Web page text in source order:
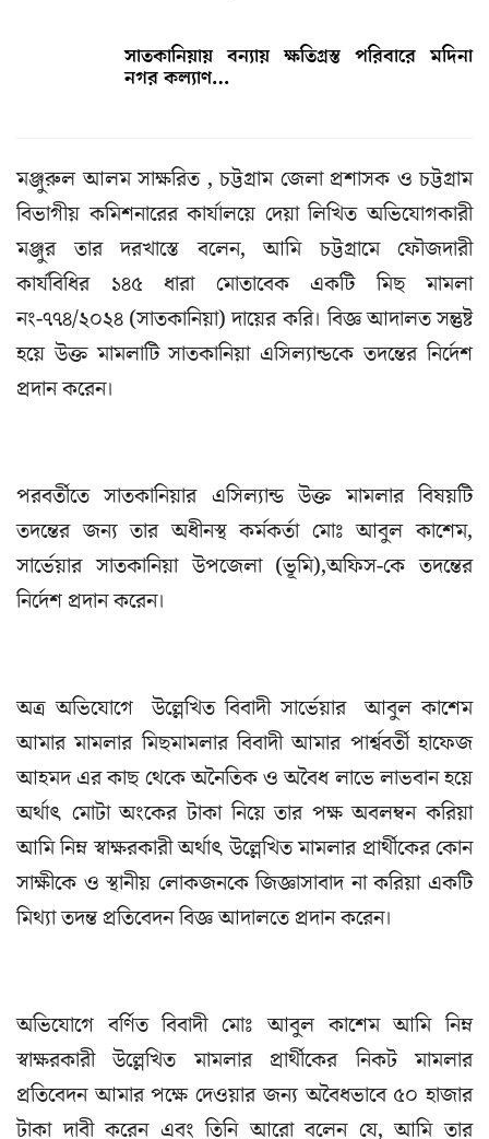
সাতকানিয়ায় বন্যায় ক্ষতিগ্রস্ত পরিবারে মদিনা
নগর কল্যাণ…
মঞ্জুরুল আলম সাক্ষরিত , চট্টগ্রাম জেলা প্রশাসক ও চট্টগ্রাম
বিভাগীয় কমিশনারের কার্যালয়ে দেয়া লিখিত অভিযোগকারী
মঞ্জুর তার দরখাস্তে বলেন, আমি চট্টগ্রামে ফৌজদারী
কার্যবিধির ১৪৫ ধারা মোতাবেক একটি মিছ মামলা
নং-৭৭৪/২০২৪ (সাতকানিয়া) দায়ের করি। বিজ্ঞ আদালত সন্তুষ্ট
হয়ে উক্ত মামলাটি সাতকানিয়া এসিল্যান্ডকে তদন্তের নির্দেশ
প্রদান করেন।
পরবর্তীতে সাতকানিয়ার এসিল্যান্ড উক্ত মামলার বিষয়টি
তদন্তের জন্য তার অধীনস্থ কর্মকর্তা মোঃ আবুল কাশেম,
সার্ভেয়ার সাতকানিয়া উপজেলা (ভূমি),অফিস-কে তদন্তের
নির্দেশ প্রদান করেন।
অত্র অভিযোগে উল্লেখিত বিবাদী সার্ভেয়ার আবুল কাশেম
আমার মামলার মিছমামলার বিবাদী আমার পার্শ্ববর্তী হাফেজ
আহমদ এর কাছ থেকে অনৈতিক ও অবৈধ লাভে লাভবান হয়ে
অর্থাৎ মোটা অংকের টাকা নিয়ে তার পক্ষ অবলম্বন করিয়া
আমি নিম্ন স্বাক্ষরকারী অর্থাৎ উল্লেখিত মামলার প্রার্থীকের কোন
সাক্ষীকে ও স্থানীয় লোকজনকে জিজ্ঞাসাবাদ না করিয়া একটি
মিথ্যা তদন্ত প্রতিবেদন বিজ্ঞ আদালতে প্রদান করেন।
অভিযোগে বর্ণিত বিবাদী মোঃ আবুল কাশেম আমি নিম্ন
স্বাক্ষরকারী উল্লেখিত মামলার প্রার্থীকের নিকট মামলার
প্রতিবেদন আমার পক্ষে দেওয়ার জন্য অবৈধভাবে ৫০ হাজার
টাকা দাবী করেন এবং তিনি আরো বলেন যে, আমি তার